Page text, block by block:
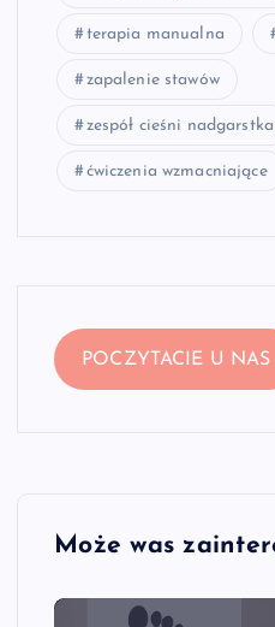
terapia manualna
zapalenie stawów
zespół cieśni nadgarstka
ćwiczenia wzmacniające
POCZYTACIE U NAS
Może was